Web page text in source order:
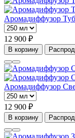
Аромадиффузор
12 900 ₽
В корзину
Аромадиффузор
12 900 ₽
В корзину